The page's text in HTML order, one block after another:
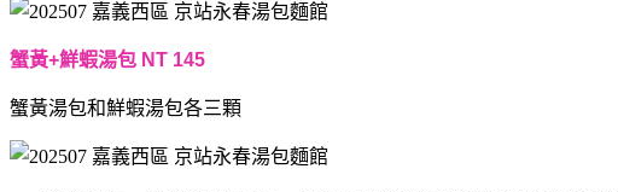
蟹黃+鮮蝦湯包 NT 145
蟹黃湯包和鮮蝦湯包各三顆